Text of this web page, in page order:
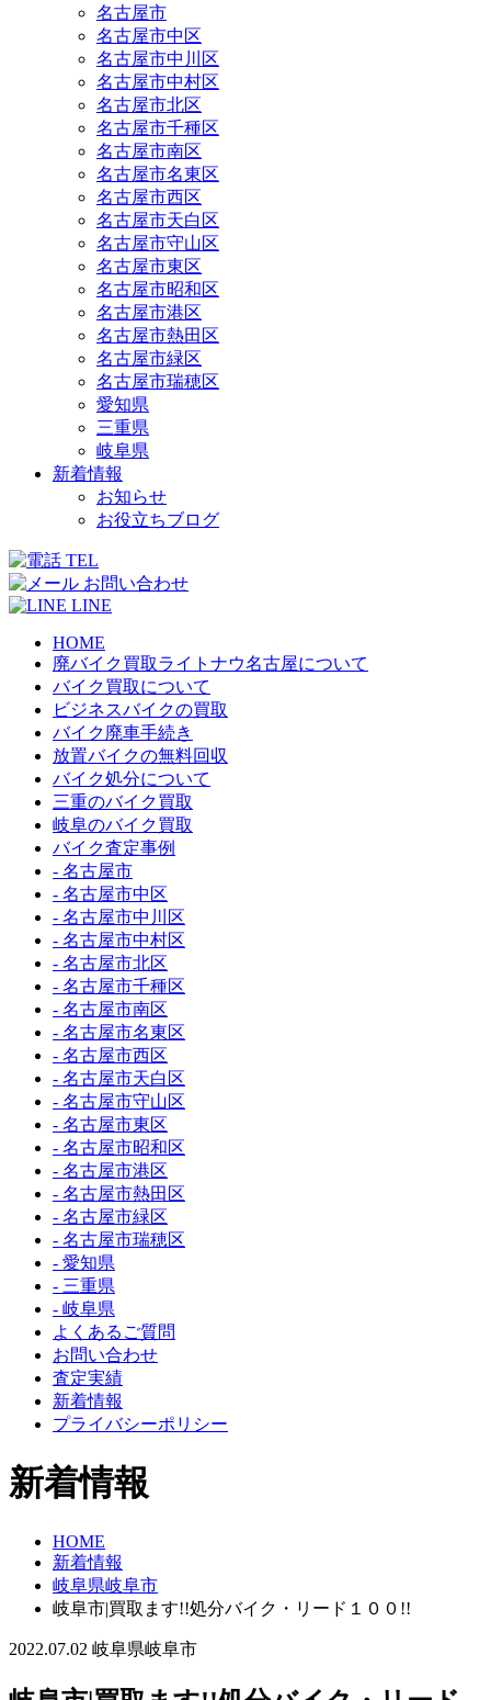
名古屋市
名古屋市中区
名古屋市中川区
名古屋市中村区
名古屋市北区
名古屋市千種区
名古屋市南区
名古屋市名東区
名古屋市西区
名古屋市天白区
名古屋市守山区
名古屋市東区
名古屋市昭和区
名古屋市港区
名古屋市熱田区
名古屋市緑区
名古屋市瑞穂区
愛知県
三重県
岐阜県
新着情報
お知らせ
お役立ちブログ
TEL
お問い合わせ
LINE
HOME
廃バイク買取ライトナウ名古屋について
バイク買取について
ビジネスバイクの買取
バイク廃車手続き
放置バイクの無料回収
バイク処分について
三重のバイク買取
岐阜のバイク買取
バイク査定事例
- 名古屋市
- 名古屋市中区
- 名古屋市中川区
- 名古屋市中村区
- 名古屋市北区
- 名古屋市千種区
- 名古屋市南区
- 名古屋市名東区
- 名古屋市西区
- 名古屋市天白区
- 名古屋市守山区
- 名古屋市東区
- 名古屋市昭和区
- 名古屋市港区
- 名古屋市熱田区
- 名古屋市緑区
- 名古屋市瑞穂区
- 愛知県
- 三重県
- 岐阜県
よくあるご質問
お問い合わせ
査定実績
新着情報
プライバシーポリシー
新着情報
HOME
新着情報
岐阜県岐阜市
岐阜市|買取ます!!処分バイク・リード１００!!
2022.07.02 岐阜県岐阜市